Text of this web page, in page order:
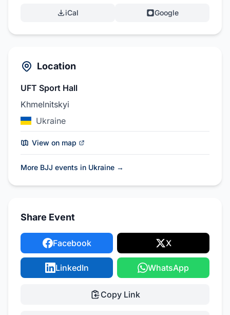
iCal Google
Location
UFT Sport Hall
Khmelnitskyi
Ukraine
View on map
More BJJ events in Ukraine →
Share Event
Facebook X
LinkedIn WhatsApp
Copy Link